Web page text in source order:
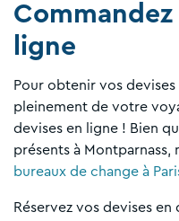
Commandez
ligne
Pour obtenir vos
pleinement de votre
devises en ligne ! Bien
présents à Montparnass,
bureaux de change à
Réservez vos devises